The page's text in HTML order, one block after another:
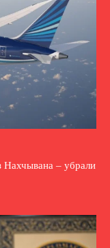
Нахчывана – убрали